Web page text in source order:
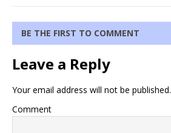
BE THE FIRST TO COMMENT
Leave a Reply
Your email address will not be published.
Comment